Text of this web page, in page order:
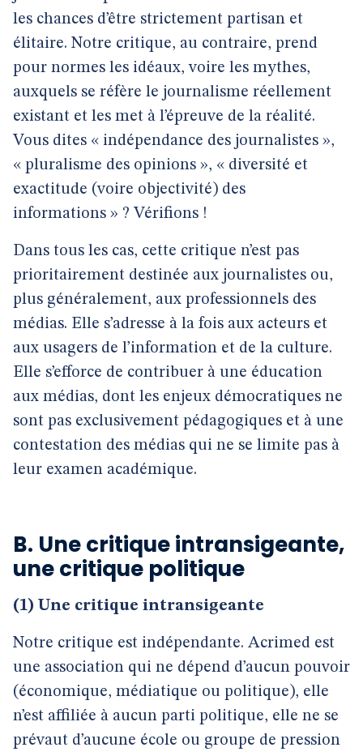
les chances d’être strictement partisan et
élitaire. Notre critique, au contraire, prend
pour normes les idéaux, voire les mythes,
auxquels se réfère le journalisme réellement
existant et les met à l’épreuve de la réalité.
Vous dites « indépendance des journalistes »,
« pluralisme des opinions », « diversité et
exactitude (voire objectivité) des
informations » ? Vérifions !
Dans tous les cas, cette critique n’est pas
prioritairement destinée aux journalistes ou,
plus généralement, aux professionnels des
médias. Elle s’adresse à la fois aux acteurs et
aux usagers de l’information et de la culture.
Elle s’efforce de contribuer à une éducation
aux médias, dont les enjeux démocratiques ne
sont pas exclusivement pédagogiques et à une
contestation des médias qui ne se limite pas à
leur examen académique.
B. Une critique intransigeante,
une critique politique
(1) Une critique intransigeante
Notre critique est indépendante. Acrimed est
une association qui ne dépend d’aucun pouvoir
(économique, médiatique ou politique), elle
n’est affiliée à aucun parti politique, elle ne se
prévaut d’aucune école ou groupe de pression